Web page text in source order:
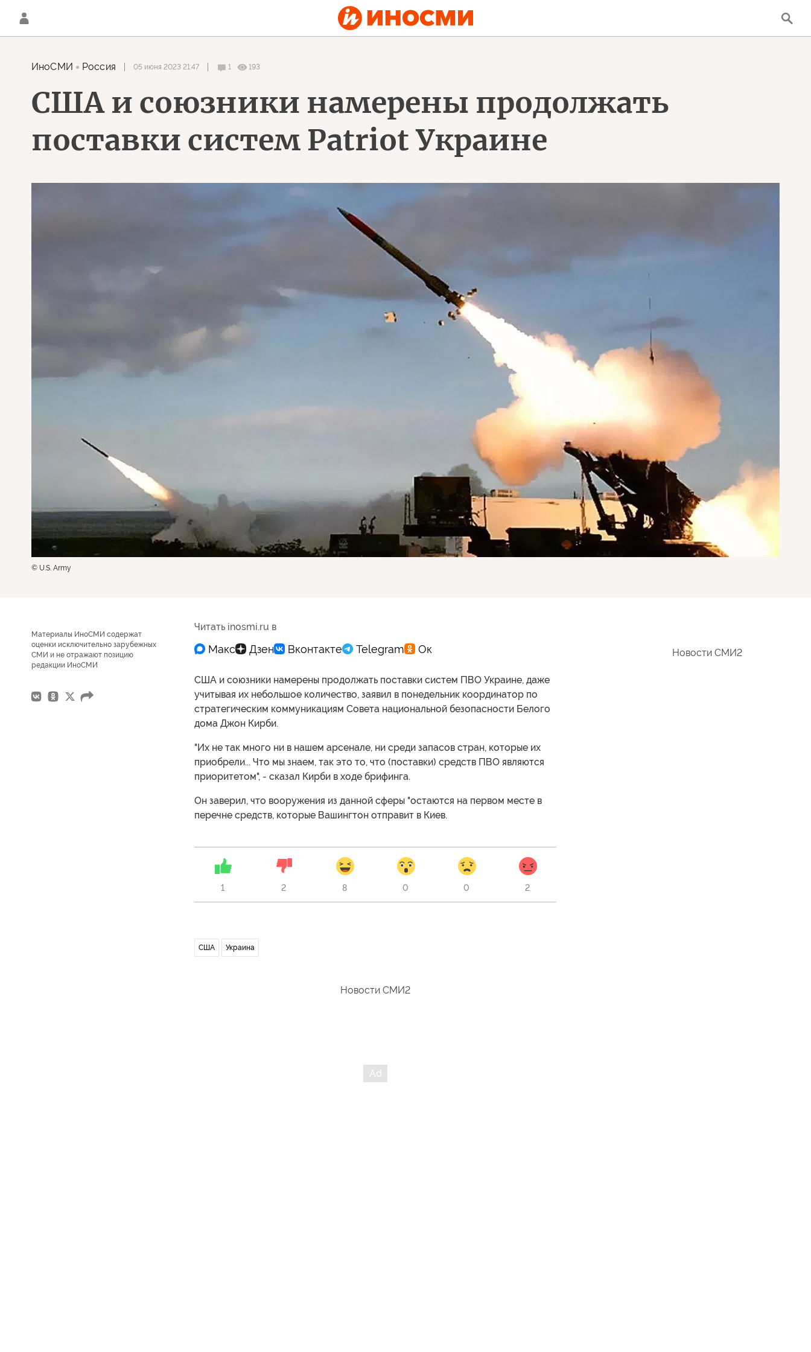
ИноСМИ Россия 05 июня 2023 21:47 1 193
США и союзники намерены продолжать
поставки систем Patriot Украине
© U.S. Army
Материалы ИноСМИ содержат
оценки исключительно зарубежных
СМИ и не отражают позицию
редакции ИноСМИ
Читать inosmi.ru в
США и союзники намерены продолжать поставки систем ПВО Украине, даже
учитывая их небольшое количество, заявил в понедельник координатор по
стратегическим коммуникациям Совета национальной безопасности Белого
дома Джон Кирби.
"Их не так много ни в нашем арсенале, ни среди запасов стран, которые их
приобрели... Что мы знаем, так это то, что (поставки) средств ПВО являются
приоритетом", - сказал Кирби в ходе брифинга.
Он заверил, что вооружения из данной сферы "остаются на первом месте в
перечне средств, которые Вашингтон отправит в Киев.
1 2 8 0 0 2
США Украина
Новости СМИ2
Новости СМИ2